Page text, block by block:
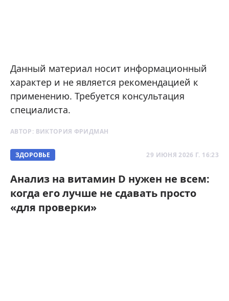
Данный материал носит информационный
характер и не является рекомендацией к
применению. Требуется консультация
специалиста.
АВТОР: ВИКТОРИЯ ФРИДМАН
ЗДОРОВЬЕ 29 ИЮНЯ 2026 Г. 16:23
Анализ на витамин D нужен не всем:
когда его лучше не сдавать просто
«для проверки»